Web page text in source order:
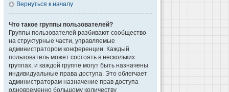
Вернуться к началу
Что такое группы пользователей?
Группы пользователей разбивают сообщество
на структурные части, управляемые
администратором конференции. Каждый
пользователь может состоять в нескольких
группах, и каждой группе могут быть назначены
индивидуальные права доступа. Это облегчает
администраторам назначение прав доступа
одновременно большому количеству